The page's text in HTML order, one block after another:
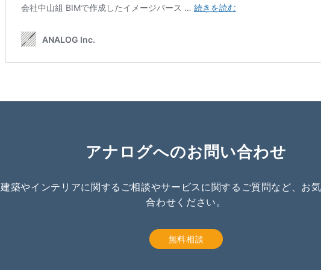
アナログへのお問い合わせ
建築やインテリアに関するご相談やサービスに関するご質問など、お
合わせください。
無料相談